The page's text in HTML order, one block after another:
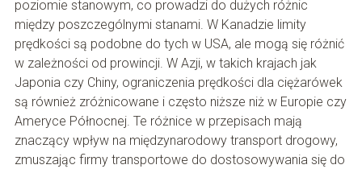
poziomie stanowym, co prowadzi do dużych różnic
między poszczególnymi stanami. W Kanadzie limity
prędkości są podobne do tych w USA, ale mogą się różnić
w zależności od prowincji. W Azji, w takich krajach jak
Japonia czy Chiny, ograniczenia prędkości dla ciężarówek
są również zróżnicowane i często niższe niż w Europie czy
Ameryce Północnej. Te różnice w przepisach mają
znaczący wpływ na międzynarodowy transport drogowy,
zmuszając firmy transportowe do dostosowywania się do